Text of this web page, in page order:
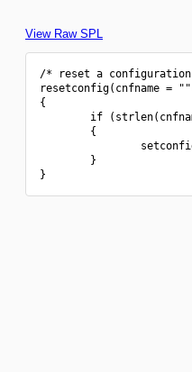
View Raw SPL
/* reset a
resetconfig(cnfname =
{
if
        {
        }